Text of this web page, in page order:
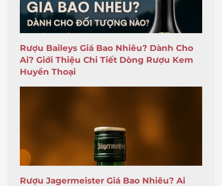
Rượu Baileys Giá Bao Nhiêu? Dành Cho
Ai? Giới Thiệu Chi Tiết Dòng Rượu Kem
Huyền Thoại
Rượu Jagermeister Giá Bao Nhiêu? Ai